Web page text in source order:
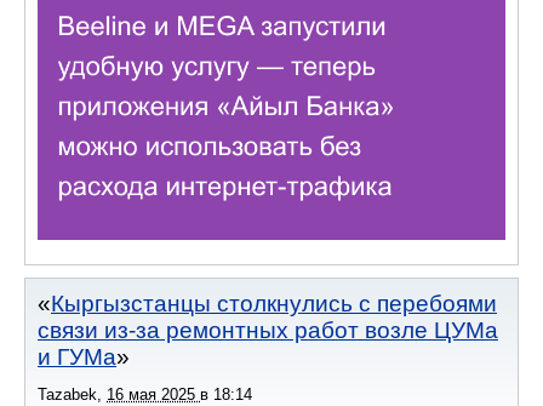
Кыргызстанцы столкнулись с перебоями
связи из-за ремонтных работ возле ЦУМа
и ГУМа
Tazabek 16 мая 2025 в 18:14